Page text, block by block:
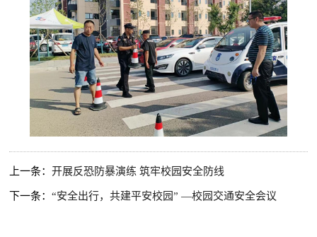
上一条：开展反恐防暴演练 筑牢校园安全防线
下一条：“安全出行，共建平安校园” —校园交通安全会议